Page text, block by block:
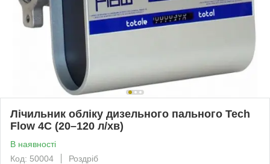
Лічильник обліку дизельного пального Tech
Flow 4C (20–120 л/хв)
В наявності
Код: 50004
Роздріб